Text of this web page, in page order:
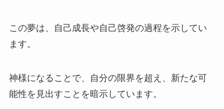
この夢は、自己成長や自己啓発の過程を示してい
ます。
神様になることで、自分の限界を超え、新たな可
能性を見出すことを暗示しています。